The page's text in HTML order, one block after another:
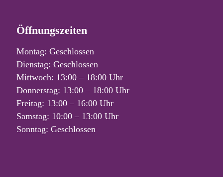
Öffnungszeiten
Montag: Geschlossen
Dienstag: Geschlossen
Mittwoch: 13:00 – 18:00 Uhr
Donnerstag: 13:00 – 18:00 Uhr
Freitag: 13:00 – 16:00 Uhr
Samstag: 10:00 – 13:00 Uhr
Sonntag: Geschlossen